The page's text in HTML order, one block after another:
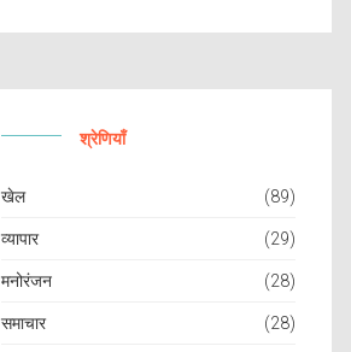
श्रेणियाँ
खेल (89)
व्यापार (29)
मनोरंजन (28)
समाचार (28)